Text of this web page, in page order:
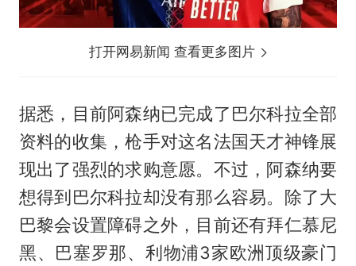
打开网易新闻 查看更多图片
据悉，目前阿森纳已完成了巴尔科拉全部
资料的收集，枪手对这名法国天才神锋展
现出了强烈的求购意愿。不过，阿森纳要
想得到巴尔科拉却没有那么容易。除了大
巴黎会设置障碍之外，目前还有拜仁慕尼
黑、巴塞罗那、利物浦3家欧洲顶级豪门